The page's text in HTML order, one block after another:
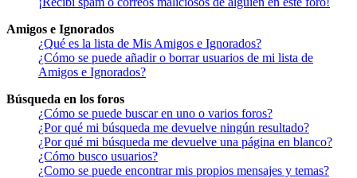
Amigos e Ignorados
¿Qué es la lista de Mis Amigos e Ignorados?
¿Cómo se puede añadir o borrar usuarios de mi lista de
Amigos e Ignorados?
Búsqueda en los foros
¿Cómo se puede buscar en uno o varios foros?
¿Por qué mi búsqueda me devuelve ningún resultado?
¿Por qué mi búsqueda me devuelve una página en blanco?
¿Cómo busco usuarios?
¿Como se puede encontrar mis propios mensajes y temas?